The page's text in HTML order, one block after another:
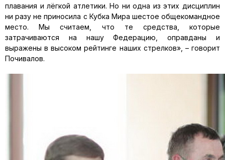
плавания и лёгкой атлетики. Но ни одна из этих дисциплин
ни разу не приносила с Кубка Мира шестое общекомандное
место. Мы считаем, что те средства, которые
затрачиваются на нашу Федерацию, оправданы и
выражены в высоком рейтинге наших стрелков», – говорит
Почивалов.